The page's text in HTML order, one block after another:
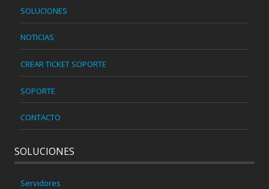
SOLUCIONES
NOTICIAS
CREAR TICKET SOPORTE
SOPORTE
CONTACTO
SOLUCIONES
Servidores